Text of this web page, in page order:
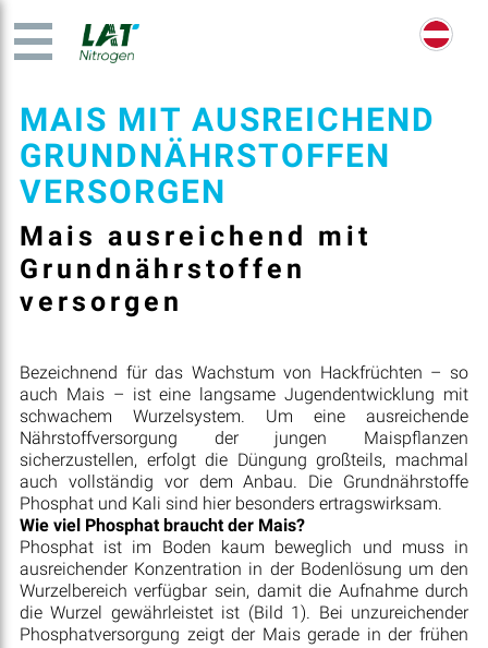
MAIS MIT AUSREICHEND
GRUNDNÄHRSTOFFEN
VERSORGEN
Mais ausreichend mit
Grundnährstoffen
versorgen
Bezeichnend für das Wachstum von Hackfrüchten – so
auch Mais – ist eine langsame Jugendentwicklung mit
schwachem Wurzelsystem. Um eine ausreichende
Nährstoffversorgung der jungen Maispflanzen
sicherzustellen, erfolgt die Düngung großteils, machmal
auch vollständig vor dem Anbau. Die Grundnährstoffe
Phosphat und Kali sind hier besonders ertragswirksam.
Wie viel Phosphat braucht der Mais?
Phosphat ist im Boden kaum beweglich und muss in
ausreichender Konzentration in der Bodenlösung um den
Wurzelbereich verfügbar sein, damit die Aufnahme durch
die Wurzel gewährleistet ist (Bild 1). Bei unzureichender
Phosphatversorgung zeigt der Mais gerade in der frühen